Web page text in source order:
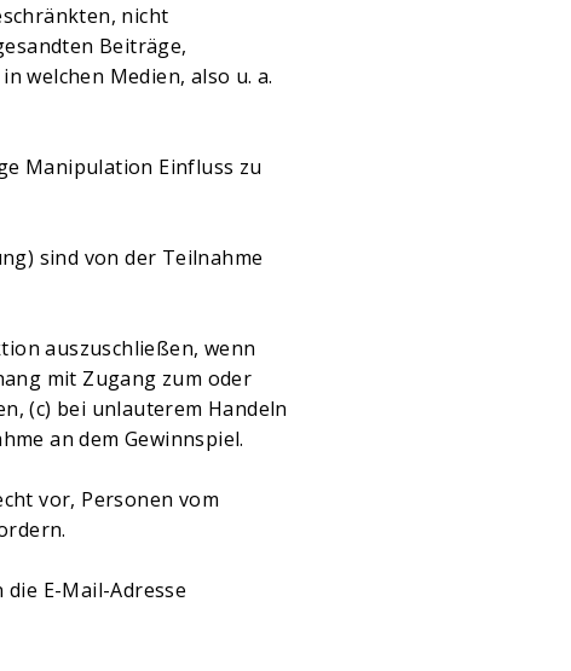
nicht
Beiträge,
welchen Medien, also u. a.
Manipulation Einfluss zu
sind von der Teilnahme
auszuschließen, wenn
mit Zugang zum oder
(c) bei unlauterem Handeln
an dem Gewinnspiel.
vor, Personen vom
E-Mail-Adresse